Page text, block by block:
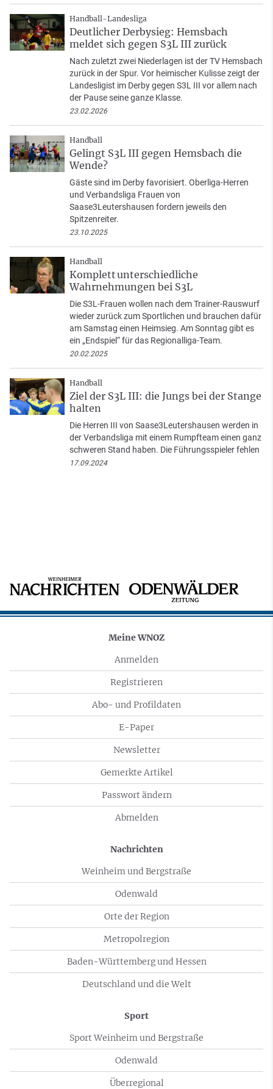
Handball-Landesliga
Deutlicher Derbysieg: Hemsbach
meldet sich gegen S3L III zurück
Nach zuletzt zwei Niederlagen ist der TV Hemsbach
zurück in der Spur. Vor heimischer Kulisse zeigt der
Landesligist im Derby gegen S3L III vor allem nach
der Pause seine ganze Klasse.
23.02.2026
Handball
Gelingt S3L III gegen Hemsbach die
Wende?
Gäste sind im Derby favorisiert. Oberliga-Herren
und Verbandsliga Frauen von
Saase3Leutershausen fordern jeweils den
Spitzenreiter.
23.10.2025
Handball
Komplett unterschiedliche
Wahrnehmungen bei S3L
Die S3L-Frauen wollen nach dem Trainer-Rauswurf
wieder zurück zum Sportlichen und brauchen dafür
am Samstag einen Heimsieg. Am Sonntag gibt es
ein „Endspiel“ für das Regionalliga-Team.
20.02.2025
Handball
Ziel der S3L III: die Jungs bei der Stange
halten
Die Herren III von Saase3Leutershausen werden in
der Verbandsliga mit einem Rumpfteam einen ganz
schweren Stand haben. Die Führungsspieler fehlen
17.09.2024
Meine WNOZ
Anmelden
Registrieren
Abo- und Profildaten
E-Paper
Newsletter
Gemerkte Artikel
Passwort ändern
Abmelden
Nachrichten
Weinheim und Bergstraße
Odenwald
Orte der Region
Metropolregion
Baden-Württemberg und Hessen
Deutschland und die Welt
Sport
Sport Weinheim und Bergstraße
Odenwald
Überregional